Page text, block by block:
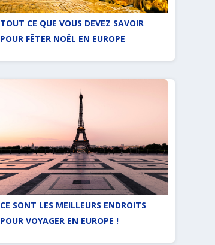
TOUT CE QUE VOUS DEVEZ SAVOIR
POUR FÊTER NOËL EN EUROPE
CE SONT LES MEILLEURS ENDROITS
POUR VOYAGER EN EUROPE !